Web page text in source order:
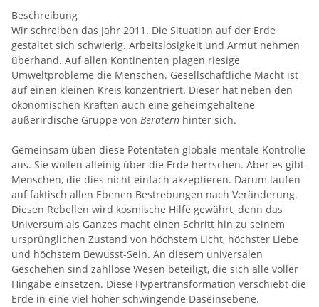
Beschreibung
Wir schreiben das Jahr 2011. Die Situation auf der Erde
gestaltet sich schwierig. Arbeitslosigkeit und Armut nehmen
überhand. Auf allen Kontinenten plagen riesige
Umweltprobleme die Menschen. Gesellschaftliche Macht ist
auf einen kleinen Kreis konzentriert. Dieser hat neben den
ökonomischen Kräften auch eine geheimgehaltene
außerirdische Gruppe von Beratern hinter sich.
Gemeinsam üben diese Potentaten globale mentale Kontrolle
aus. Sie wollen alleinig über die Erde herrschen. Aber es gibt
Menschen, die dies nicht einfach akzeptieren. Darum laufen
auf faktisch allen Ebenen Bestrebungen nach Veränderung.
Diesen Rebellen wird kosmische Hilfe gewährt, denn das
Universum als Ganzes macht einen Schritt hin zu seinem
ursprünglichen Zustand von höchstem Licht, höchster Liebe
und höchstem Bewusst-Sein. An diesem universalen
Geschehen sind zahllose Wesen beteiligt, die sich alle voller
Hingabe einsetzen. Diese Hypertransformation verschiebt die
Erde in eine viel höher schwingende Daseinsebene.